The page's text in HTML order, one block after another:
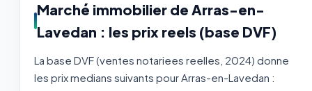
Marché immobilier de Arras-en-
Lavedan : les prix reels (base DVF)
La base DVF (ventes notariees reelles, 2024) donne
les prix medians suivants pour Arras-en-Lavedan :